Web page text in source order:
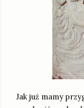
Jak już mamy